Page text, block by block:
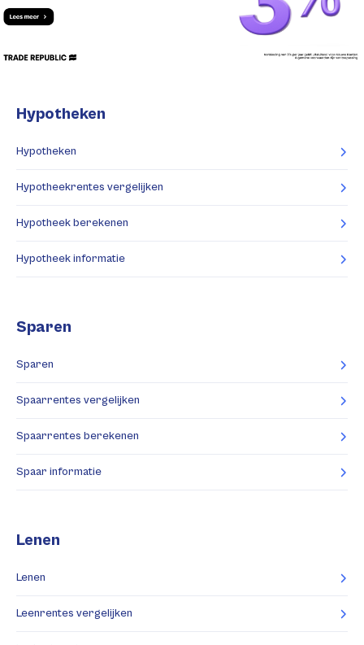
Hypotheken
Hypotheken
Hypotheekrentes vergelijken
Hypotheek berekenen
Hypotheek informatie
Sparen
Sparen
Spaarrentes vergelijken
Spaarrentes berekenen
Spaar informatie
Lenen
Lenen
Leenrentes vergelijken